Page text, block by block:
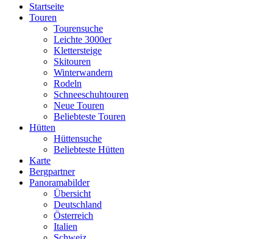
Startseite
Touren
Tourensuche
Leichte 3000er
Klettersteige
Skitouren
Winterwandern
Rodeln
Schneeschuhtouren
Neue Touren
Beliebteste Touren
Hütten
Hüttensuche
Beliebteste Hütten
Karte
Bergpartner
Panoramabilder
Übersicht
Deutschland
Österreich
Italien